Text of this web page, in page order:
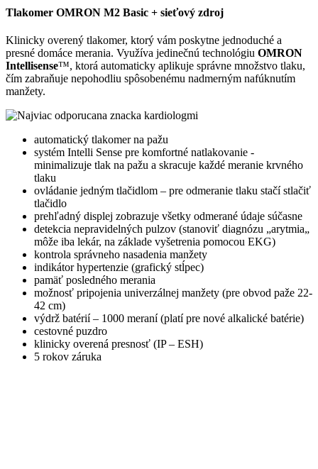
Tlakomer OMRON M2 Basic + sieťový zdroj
Klinicky overený tlakomer, ktorý vám poskytne jednoduché a
presné domáce merania. Využíva jedinečnú technológiu OMRON
Intellisense™, ktorá automaticky aplikuje správne množstvo tlaku,
čím zabraňuje nepohodliu spôsobenému nadmerným nafúknutím
manžety.
automatický tlakomer na pažu
systém Intelli Sense pre komfortné natlakovanie -
minimalizuje tlak na pažu a skracuje každé meranie krvného
tlaku
ovládanie jedným tlačidlom – pre odmeranie tlaku stačí stlačiť
tlačidlo
prehľadný displej zobrazuje všetky odmerané údaje súčasne
detekcia nepravidelných pulzov (stanoviť diagnózu „arytmia„
môže iba lekár, na základe vyšetrenia pomocou EKG)
kontrola správneho nasadenia manžety
indikátor hypertenzie (grafický stĺpec)
pamäť posledného merania
možnosť pripojenia univerzálnej manžety (pre obvod paže 22-
42 cm)
výdrž batérií – 1000 meraní (platí pre nové alkalické batérie)
cestovné puzdro
klinicky overená presnosť (IP – ESH)
5 rokov záruka